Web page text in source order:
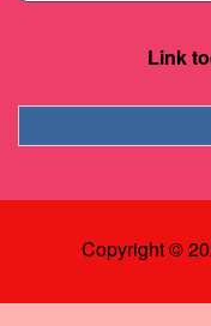
Link
Copyright ©